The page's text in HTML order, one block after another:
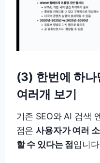
(3) 한번에 하
여러개 보기
기존 SEO와 AI 검색
점은사용자가 여러
할 수 있다는 점 입니